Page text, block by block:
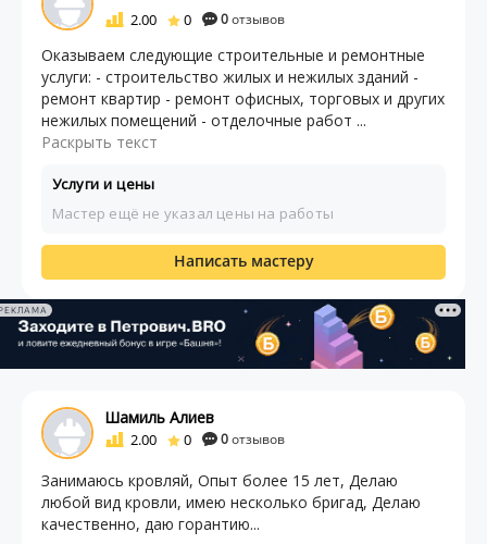
2.00 0 0отзывов
Оказываем следующие строительные и ремонтные
услуги: - строительство жилых и нежилых зданий -
ремонт квартир - ремонт офисных, торговых и других
нежилых помещений - отделочные работ ...
Раскрыть текст
Услуги и цены
Мастер ещё не указал цены на работы
Написать мастеру
Шамиль Алиев
2.00 0 0отзывов
Занимаюсь кровляй, Опыт более 15 лет, Делаю
любой вид кровли, имею несколько бригад, Делаю
качественно, даю горантию...